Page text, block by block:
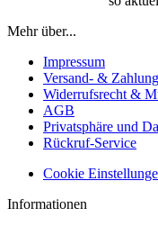
Mehr über...
Impressum
Versand- &
Widerrufsrecht &
AGB
Privatsphäre und
Rückruf-Service
Cookie
Informationen